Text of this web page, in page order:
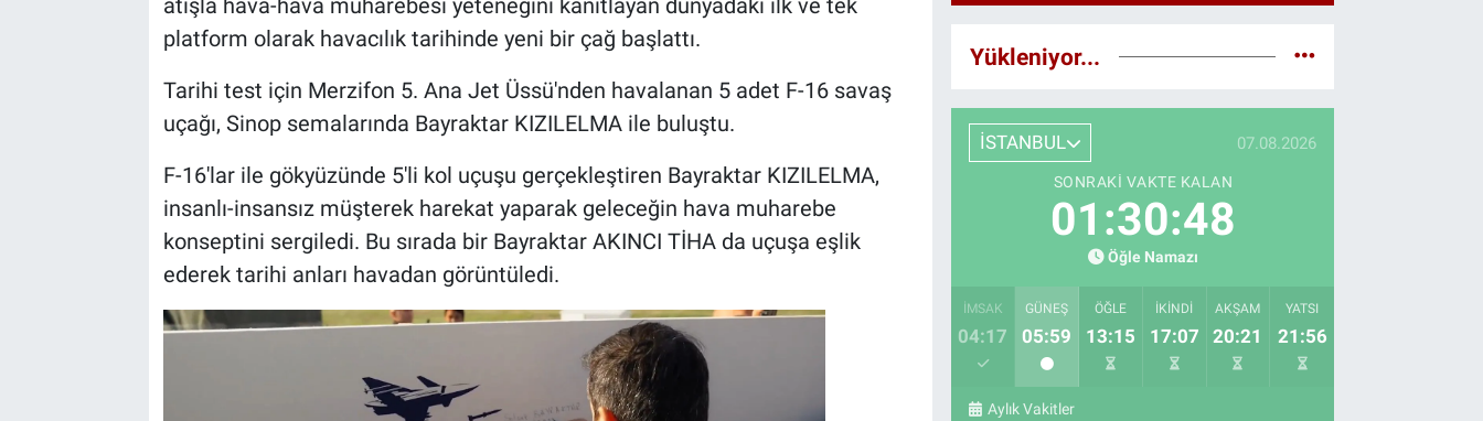
atışla hava-hava muharebesi yeteneğini kanıtlayan dünyadaki ilk ve tek
platform olarak havacılık tarihinde yeni bir çağ başlattı.
Tarihi test için Merzifon 5. Ana Jet Üssü'nden havalanan 5 adet F-16 savaş
uçağı, Sinop semalarında Bayraktar KIZILELMA ile buluştu.
F-16'lar ile gökyüzünde 5'li kol uçuşu gerçekleştiren Bayraktar KIZILELMA,
insanlı-insansız müşterek harekat yaparak geleceğin hava muharebe
konseptini sergiledi. Bu sırada bir Bayraktar AKINCI TİHA da uçuşa eşlik
ederek tarihi anları havadan görüntüledi.
Yükleniyor...
İSTANBUL 07.08.2026
SONRAKI VAKTE KALAN
01:30:47
Öğle Namazı
İMSAK
04:17
GÜNEŞ
05:59
ÖĞLE
13:15
İKINDI
17:07
AKŞAM
20:21
YATSI
21:56
Aylık Vakitler